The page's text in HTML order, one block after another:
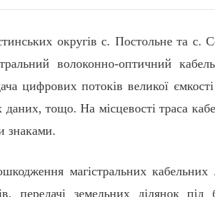
округів с. Постольне та с.
волоконно-оптичний
цифрових потоків великої
даних, тощо. На місцевості траса
знаками.
магістральних
передачі земельних ділянок